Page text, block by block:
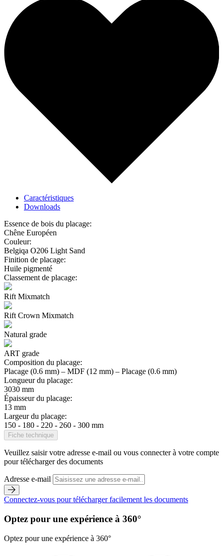
Caractéristiques
Downloads
Essence de bois du placage:
Chêne Européen
Couleur:
Belgiqa O206 Light Sand
Finition de placage:
Huile pigmenté
Classement de placage:
Rift Mixmatch
Rift Crown Mixmatch
Natural grade
ART grade
Composition du placage:
Placage (0.6 mm) – MDF (12 mm) – Placage (0.6 mm)
Longueur du placage:
3030 mm
Épaisseur du placage:
13 mm
Largeur du placage:
150 - 180 - 220 - 260 - 300 mm
Fiche technique
Veuillez saisir votre adresse e-mail ou vous connecter à votre compte
pour télécharger des documents
Adresse e-mail
Connectez-vous pour télécharger facilement les documents
Optez pour une expérience à 360°
Optez pour une expérience à 360°